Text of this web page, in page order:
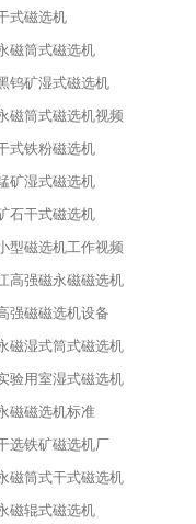
式磁选机
磁筒式磁选机
钨矿湿式磁选机
磁筒式磁选机视频
式铁粉磁选机
矿湿式磁选机
石干式磁选机
型磁选机工作视频
高强磁永磁磁选机
强磁磁选机设备
磁湿式筒式磁选机
验用室湿式磁选机
磁磁选机标准
选铁矿磁选机厂
磁筒式干式磁选机
磁辊式磁选机